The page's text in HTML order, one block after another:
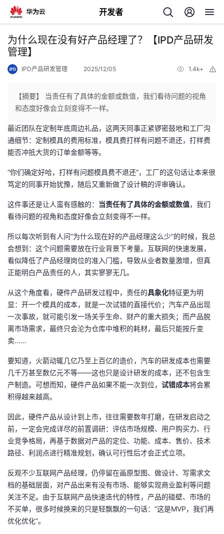
开发者
返
回
人
主
我
的
发
者
我
的
博
我
的
坛
我
圈
子
的
直
我
的
我
注
我
的
发
者
我
Programs
我
的
支
为什么现在没有好产品经理了？【IPD产品研发
管理】
IPD产品研发管理 2025/12/05 1.4k+
【摘要】 当责任有了具体的金额或数值，我们看待问题的视角
和态度好像会立刻变得不一样。
最近团队在定制年底周边礼品，这两天同事正紧锣密鼓地和工厂沟
通细节：定制模具的费用标准，模具费打样有问题不退还，打样费
能否冲抵大货的订单金额等等。
“你们确定好哈，打样有问题模具费不退还”，工厂的这句话让本来很
笃定的同事开始犹豫，随后又重新做了设计稿的评审确认。
这件事还是让人蛮有感触的： 当责任有了具体的金额或数值，我们
看待问题的视角和态度好像会立刻变得不一样。
所以每次听到有人问“为什么现在好的产品经理这么少”的时候，我总
会想到：这个问题需要放在行业背景下考量。互联网的快速发展，
看似降低了产品经理岗位的准入门槛，导致从业者数量激增，但真
正能明白产品责任的人，其实寥寥无几。
从这个角度看，硬件产品研发过程中，责任的具象化特征更为明
显：开一个模具的成本，就是一次试错的直接代价；汽车产品出现
一次事故，就可能引发一场关乎生命、财产的重大损失；而产品脱
离市场需求，最终只会沦为仓库中堆积的耗材，最后只能按斤变
卖……
要知道，火箭动辄几亿乃至上百亿的造价，汽车的研发成本也需要
几千万甚至数亿元不等——这也只是设计研发的成本，还不包含生
产制造。可想而知，硬件产品如果不能一次到位， 试错成本将会累
积得越来越高。
因此，硬件产品从设计到上市，往往需要数年打磨，在研发启动之
前，一定会完成详尽的前置调研：评估市场规模、用户购买力、行
业竞争格局，再基于数据对产品的定位、功能、成本、售价、技术
路径、利润点进行精准规划，确认可行性后才会正式立项。
反观不少互联网产品经理，仍停留在画原型图、做设计、写需求文
档的基础层面，对产品出来有没有市场、能够实现商业盈利等问题
关注不足。由于互联网产品快速迭代的特性，产品的碰壁、市场的
不买单，很多时候换来的只是轻飘飘的一句话：“这是MVP，我们再
优化优化”。